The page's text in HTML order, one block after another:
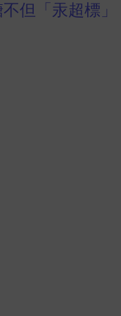
不但「汞超標